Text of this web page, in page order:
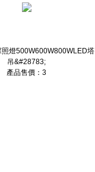
照燈500W600W800WLED塔
吊&#28783;
產品售價：3